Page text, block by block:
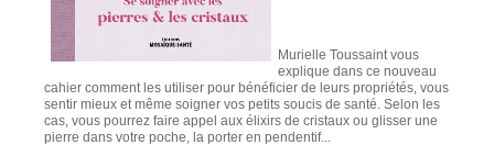
Murielle Toussaint vous
explique dans ce nouveau
cahier comment les utiliser pour bénéficier de leurs propriétés, vous
sentir mieux et même soigner vos petits soucis de santé. Selon les
cas, vous pourrez faire appel aux élixirs de cristaux ou glisser une
pierre dans votre poche, la porter en pendentif...